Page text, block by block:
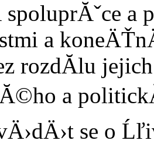
spoluprĂˇce
a
rozdĂ­lu
a
se o